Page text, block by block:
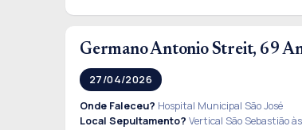
Germano Antonio Streit, 69
27/04/2026
Onde Faleceu? Hospital Municipal São José
Local Sepultamento? Vertical São Sebastião